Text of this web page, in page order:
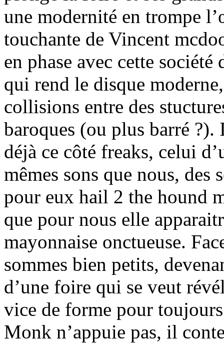
une modernité en trompe
touchante de Vincent
en phase avec cette
qui rend le disque
collisions entre des
baroques (ou plus barré
déjà ce côté freaks, celui
mêmes sons que nous, des
pour eux hail 2 the hound
que pour nous elle
mayonnaise onctueuse.
sommes bien petits,
d’une foire qui se veut
vice de forme pour
Monk n’appuie pas, il